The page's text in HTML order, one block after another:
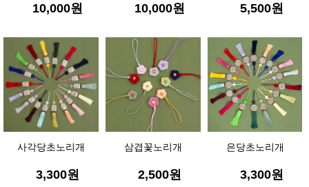
10,000원 10,000원 5,500원
사각당초노리개
3,300원
삼겹꽃노리개
2,500원
은당초노리개
3,300원